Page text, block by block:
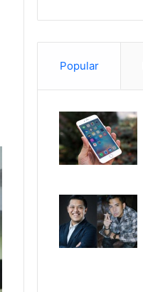
Popular